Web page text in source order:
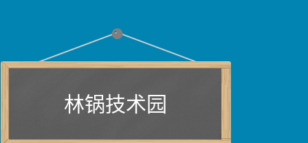
林锅技术园